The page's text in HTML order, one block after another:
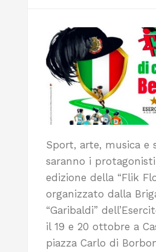
Sport, arte, musica e
saranno i protagonisti
edizione della “Flik
organizzato dalla
“Garibaldi”
il 19 e 20 ottobre a
piazza Carlo di